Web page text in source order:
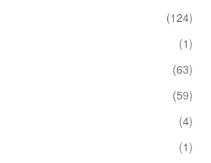
(124)
(1)
(63)
(59)
(4)
(1)